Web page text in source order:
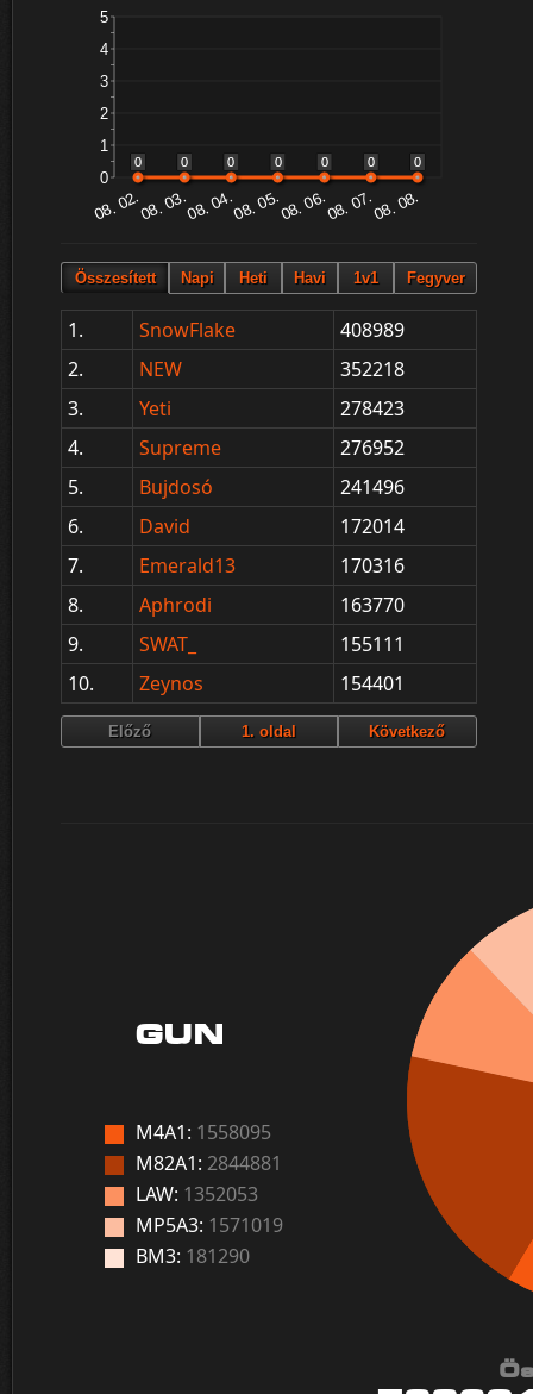
1. SnowFlake
408989
2.
NEW
352218
3.
Yeti
278423
4.
Supreme
276952
5.
Bujdosó
241496
6.
David
172014
7.
Emerald13
170316
8.
Aphrodi
163770
9.
SWAT_
155111
10.
Zeynos 154401
GUN
M4A1: 1558095
M82A1: 2844881
LAW: 1352053
MP5A3: 1571019
BM3: 181290